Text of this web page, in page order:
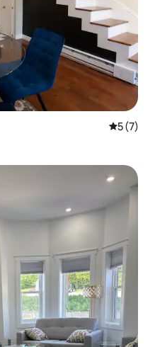
평점 5점
5 (7)